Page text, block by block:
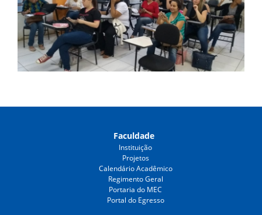
Faculdade
Instituição
Projetos
Calendário Acadêmico
Regimento Geral
Portaria do MEC
Portal do Egresso